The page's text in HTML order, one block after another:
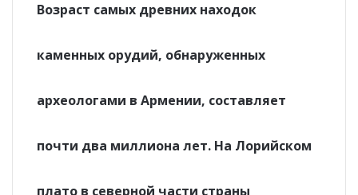
Возраст самых древних находок
каменных орудий, обнаруженных
археологами в Армении, составляет
почти два миллиона лет. На Лорийском
плато в северной части страны